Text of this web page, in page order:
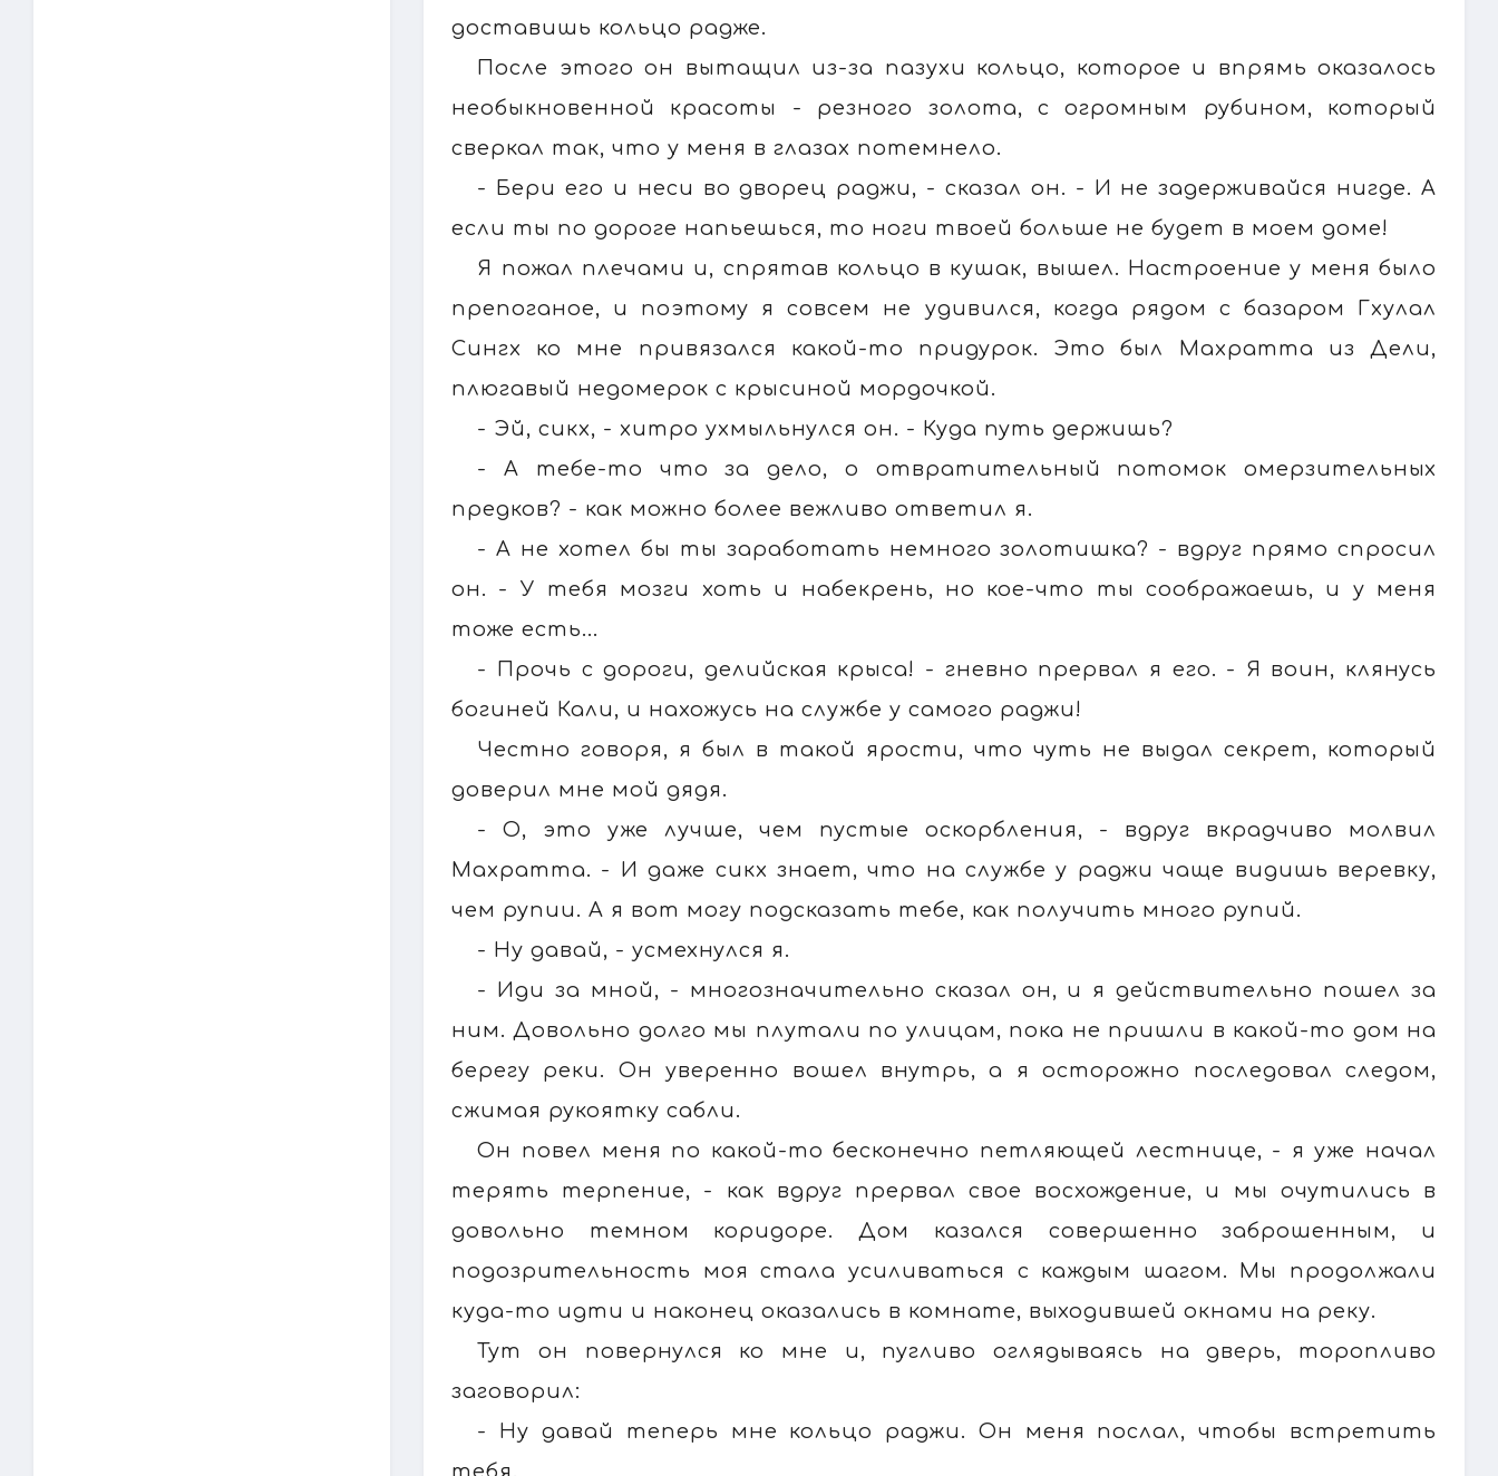
доставишь кольцо радже.
После этого он вытащил из-за пазухи кольцо, которое и впрямь оказалось
необыкновенной красоты - резного золота, с огромным рубином, который
сверкал так, что у меня в глазах потемнело.
- Бери его и неси во дворец раджи, - сказал он. - И не задерживайся нигде. А
если ты по дороге напьешься, то ноги твоей больше не будет в моем доме!
Я пожал плечами и, спрятав кольцо в кушак, вышел. Настроение у меня было
препоганое, и поэтому я совсем не удивился, когда рядом с базаром Гхулал
Сингх ко мне привязался какой-то придурок. Это был Махратта из Дели,
плюгавый недомерок с крысиной мордочкой.
- Эй, сикх, - хитро ухмыльнулся он. - Куда путь держишь?
- А тебе-то что за дело, о отвратительный потомок омерзительных
предков? - как можно более вежливо ответил я.
- А не хотел бы ты заработать немного золотишка? - вдруг прямо спросил
он. - У тебя мозги хоть и набекрень, но кое-что ты соображаешь, и у меня
тоже есть...
- Прочь с дороги, делийская крыса! - гневно прервал я его. - Я воин, клянусь
богиней Кали, и нахожусь на службе у самого раджи!
Честно говоря, я был в такой ярости, что чуть не выдал секрет, который
доверил мне мой дядя.
- О, это уже лучше, чем пустые оскорбления, - вдруг вкрадчиво молвил
Махратта. - И даже сикх знает, что на службе у раджи чаще видишь веревку,
чем рупии. А я вот могу подсказать тебе, как получить много рупий.
- Ну давай, - усмехнулся я.
- Иди за мной, - многозначительно сказал он, и я действительно пошел за
ним. Довольно долго мы плутали по улицам, пока не пришли в какой-то дом на
берегу реки. Он уверенно вошел внутрь, а я осторожно последовал следом,
сжимая рукоятку сабли.
Он повел меня по какой-то бесконечно петляющей лестнице, - я уже начал
терять терпение, - как вдруг прервал свое восхождение, и мы очутились в
довольно темном коридоре. Дом казался совершенно заброшенным, и
подозрительность моя стала усиливаться с каждым шагом. Мы продолжали
куда-то идти и наконец оказались в комнате, выходившей окнами на реку.
Тут он повернулся ко мне и, пугливо оглядываясь на дверь, торопливо
заговорил:
- Ну давай теперь мне кольцо раджи. Он меня послал, чтобы встретить
тебя.